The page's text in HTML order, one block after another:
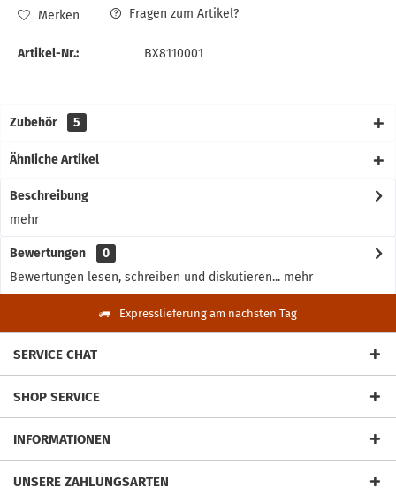
Merken Fragen zum Artikel?
Artikel-Nr.: BX8110001
Zubehör 5
Ähnliche Artikel
Beschreibung
mehr
Bewertungen
0
Bewertungen lesen, schreiben und diskutieren... mehr
Expresslieferung am nächsten Tag
SERVICE CHAT
SHOP SERVICE
INFORMATIONEN
UNSERE ZAHLUNGSARTEN